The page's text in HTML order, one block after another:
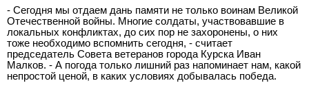
- Сегодня мы отдаем дань памяти не только воинам Великой
Отечественной войны. Многие солдаты, участвовавшие в
локальных конфликтах, до сих пор не захоронены, о них
тоже необходимо вспомнить сегодня, - считает
председатель Совета ветеранов города Курска Иван
Малков. - А погода только лишний раз напоминает нам, какой
непростой ценой, в каких условиях добывалась победа.